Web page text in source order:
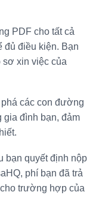
PDF cho tất cả
đủ điều kiện. Bạn
sơ xin việc của
phá các con đường
gia đình bạn, đảm
bạn quyết định nộp
phí bạn đã trả
trường hợp của